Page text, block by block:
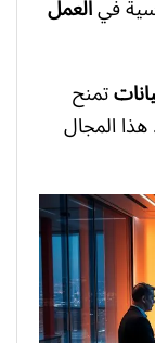
فيالعمل
تمنح
المجال